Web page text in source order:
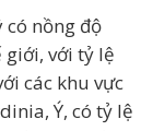
có nồng độ
giới, với tỷ lệ
các khu vực
Ý, có tỷ lệ